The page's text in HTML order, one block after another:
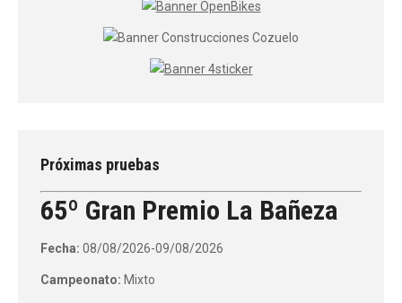
Próximas pruebas
65º Gran Premio La Bañeza
Fecha: 08/08/2026-09/08/2026
Campeonato: Mixto